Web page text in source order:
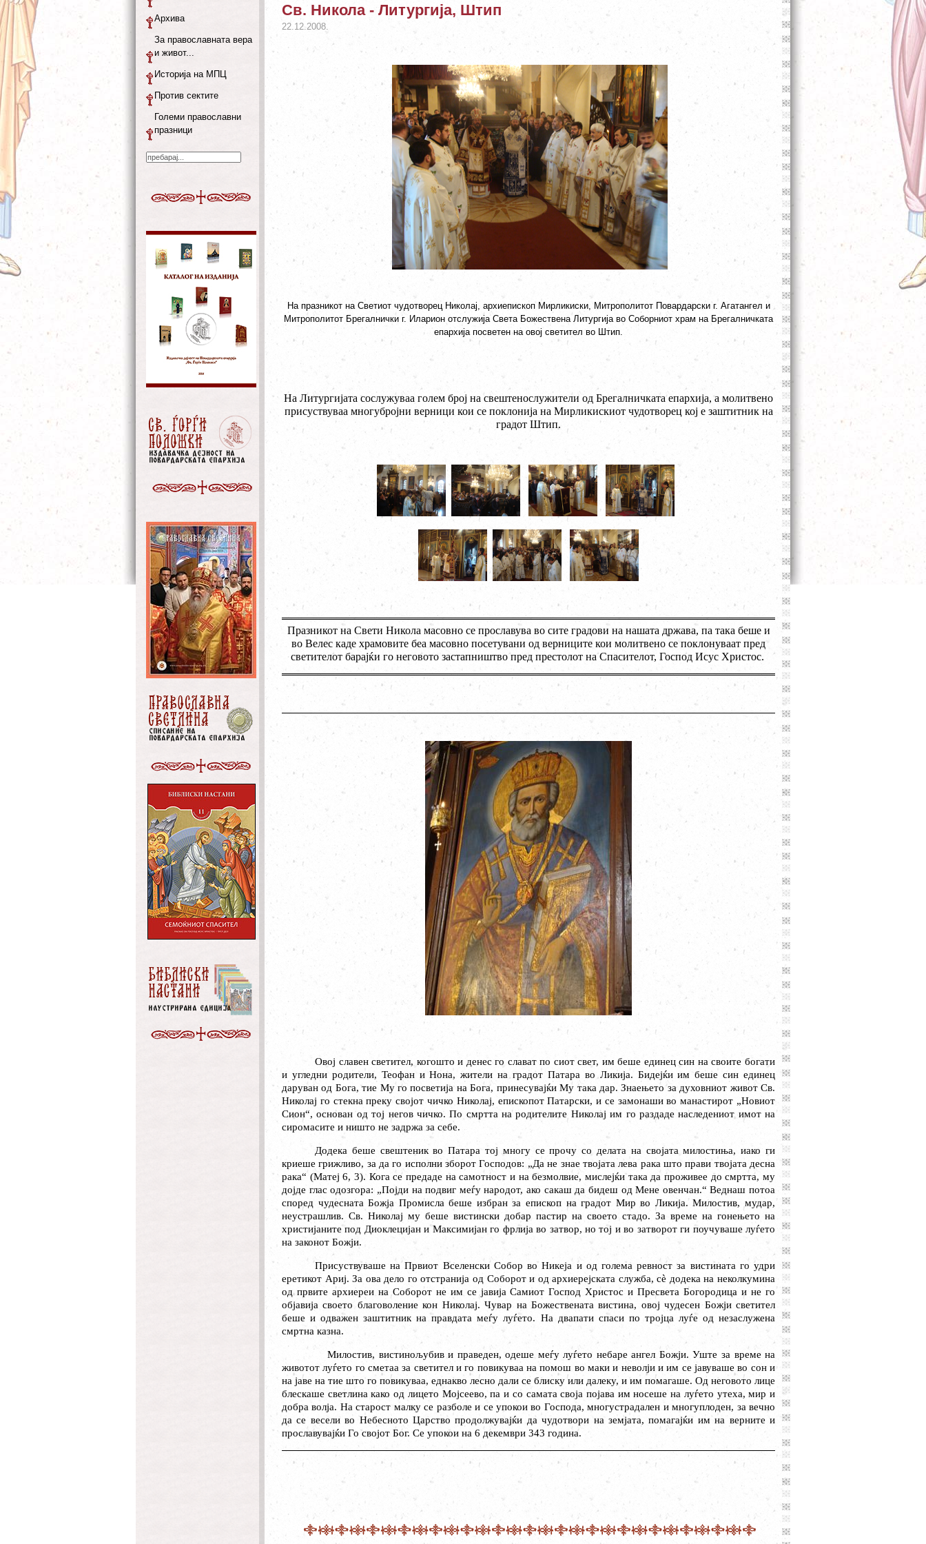
Св. Никола - Литургија, Штип
22.12.2008.
На празникот на Светиот чудотворец Николај, архиепископ Мирликиски, Митрополитот Повардарски г. Агатангел и
Митрополитот Брегалнички г. Иларион отслужија Света Божествена Литургија во Соборниот храм на Брегалничката
епархија посветен на овој светител во Штип.
На Литургијата сослужуваа голем број на свештенослужители од Брегалничката епархија, а молитвено
присуствуваа многубројни верници кои се поклонија на Мирликискиот чудотворец кој е заштитник на
градот Штип.
Празникот на Свети Никола масовно се прославува во сите градови на нашата држава, па така беше и
во Велес каде храмовите беа масовно посетувани од верниците кои молитвено се поклонуваат пред
светителот барајќи го неговото застапништво пред престолот на Спасителот, Господ Исус Христос.
Oвој славен светител, когошто и денес го слават по сиот свет, им беше единец син на своите богати
и угледни родители, Теофан и Нона, жители на градот Патара во Ликија. Бидејќи им беше син единец
даруван од Бога, тие Му го посветија на Бога, принесувајќи Му така дар. Знаењето за духовниот живот Св.
Николај го стекна преку својот чичко Николај, епископот Патарски, и се замонаши во манастирот „Новиот
Сион“, основан од тој негов чичко. По смртта на родителите Николај им го раздаде наследениот имот на
сиромасите и ништо не задржа за себе.
Додека беше свештеник во Патара тој многу се прочу со делата на својата милостиња, иако ги
криеше грижливо, за да го исполни зборот Господов: „Да не знае твојата лева рака што прави твојата десна
рака“ (Матеј 6, 3). Кога се предаде на самотност и на безмолвие, мислејќи така да проживее до смртта, му
дојде глас одозгора: „Појди на подвиг меѓу народот, ако сакаш да бидеш од Мене овенчан.“ Веднаш потоа
според чудесната Божја Промисла беше избран за епископ на градот Мир во Ликија. Милостив, мудар,
неустрашлив. Св. Николај му беше вистински добар пастир на своето стадо. За време на гонењето на
христијаните под Диоклецијан и Максимијан го фрлија во затвор, но тој и во затворот ги поучуваше луѓето
на законот Божји.
Присуствуваше на Првиот Вселенски Собор во Никеја и од голема ревност за вистината го удри
еретикот Ариј. За ова дело го отстранија од Соборот и од архиерејската служба, сѐ додека на неколкумина
од првите архиереи на Соборот не им се јавија Самиот Господ Христос и Пресвета Богородица и не го
објавија своето благоволение кон Николај. Чувар на Божествената вистина, овој чудесен Божји светител
беше и одважен заштитник на правдата меѓу луѓето. На двапати спаси по тројца луѓе од незаслужена
смртна казна.
Милостив, вистинољубив и праведен, одеше меѓу луѓето небаре ангел Божји. Уште за време на
животот луѓето го сметаа за светител и го повикуваа на помош во маки и неволји и им се јавуваше во сон и
на јаве на тие што го повикуваа, еднакво лесно дали се блиску или далеку, и им помагаше. Од неговото лице
блескаше светлина како од лицето Мојсеево, па и со самата своја појава им носеше на луѓето утеха, мир и
добра волја. На старост малку се разболе и се упокои во Господа, многустрадален и многуплоден, за вечно
да се весели во Небесното Царство продолжувајќи да чудотвори на земјата, помагајќи им на верните и
прославувајќи Го својот Бог. Се упокои на 6 декември 343 година.
Архива
За православната вера
и живот...
Историја на МПЦ
Против сектите
Големи православни
празници